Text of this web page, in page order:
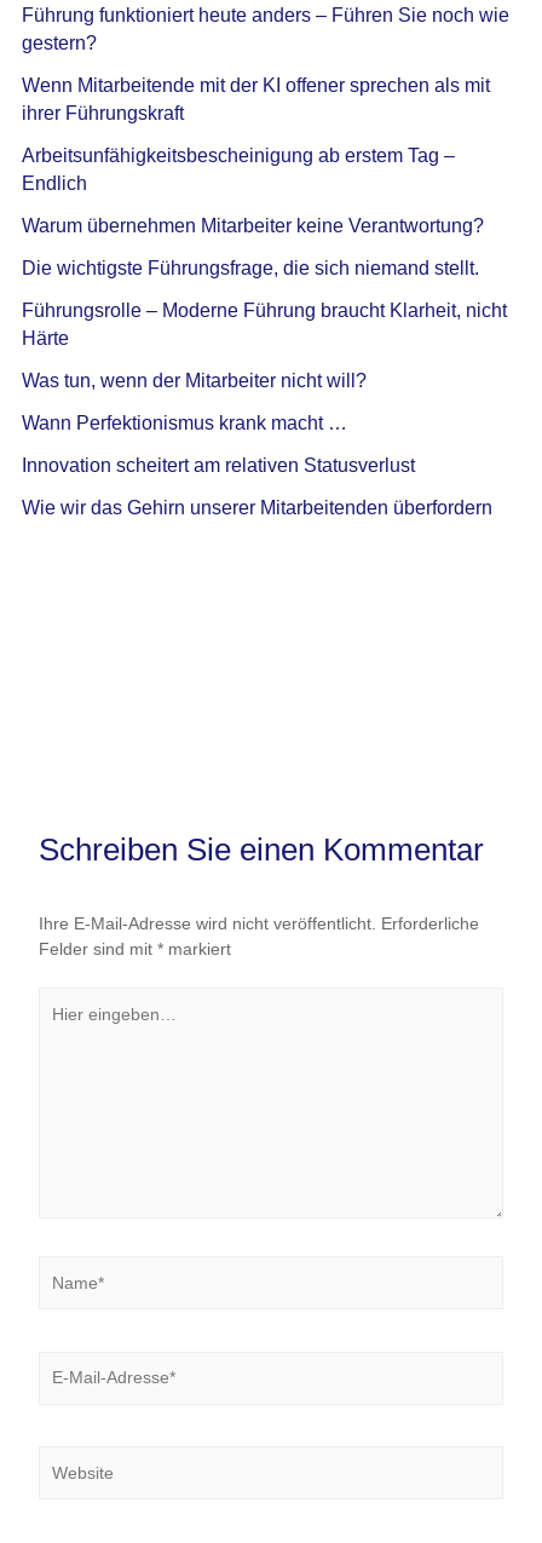
Führung funktioniert heute anders – Führen Sie noch wie
gestern?
Wenn Mitarbeitende mit der KI offener sprechen als mit
ihrer Führungskraft
Arbeitsunfähigkeitsbescheinigung ab erstem Tag –
Endlich
Warum übernehmen Mitarbeiter keine Verantwortung?
Die wichtigste Führungsfrage, die sich niemand stellt.
Führungsrolle – Moderne Führung braucht Klarheit, nicht
Härte
Was tun, wenn der Mitarbeiter nicht will?
Wann Perfektionismus krank macht …
Innovation scheitert am relativen Statusverlust
Wie wir das Gehirn unserer Mitarbeitenden überfordern
Schreiben Sie einen Kommentar
Ihre E-Mail-Adresse wird nicht veröffentlicht. Erforderliche
Felder sind mit *markiert
eingeben…
Mail-